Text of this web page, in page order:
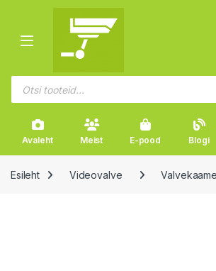
Open
Products search
Avaleht Meist E-pood Blogi
Esileht Videovalve